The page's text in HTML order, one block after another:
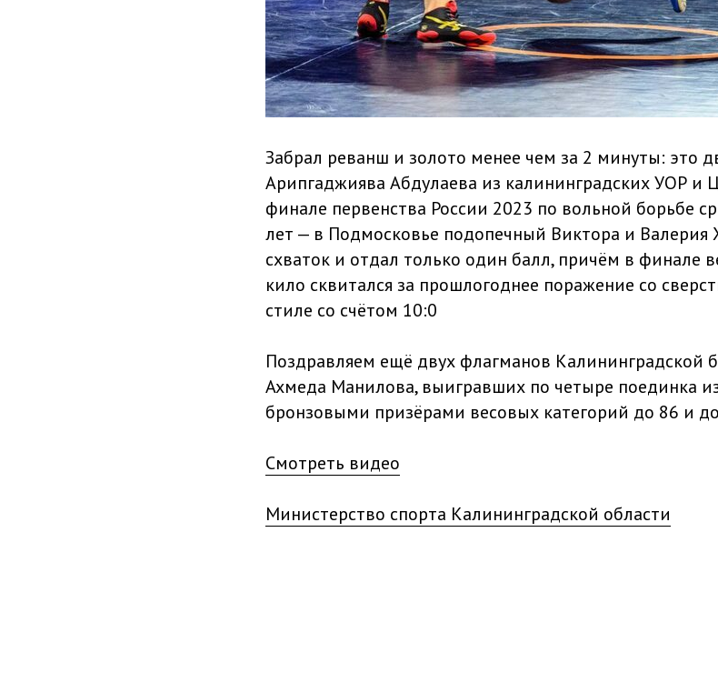
Забрал реванш и золото менее чем за 2 минуты: это
Арипгаджиява Абдулаева из калининградских УОР и
финале первенства России 2023 по вольной борьбе
лет — в Подмосковье подопечный Виктора и Валерия
схваток и отдал только один балл, причём в финале
кило сквитался за прошлогоднее поражение со
стиле со счётом 10:0
Поздравляем ещё двух флагманов Калининградской
Ахмеда Манилова, выигравших по четыре поединка
бронзовыми призёрами весовых категорий до 86 и
Смотреть видео
Министерство спорта Калининградской области